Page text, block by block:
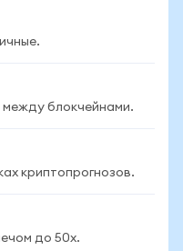
между блокчейнами.
криптопрогнозов.
до 50x.